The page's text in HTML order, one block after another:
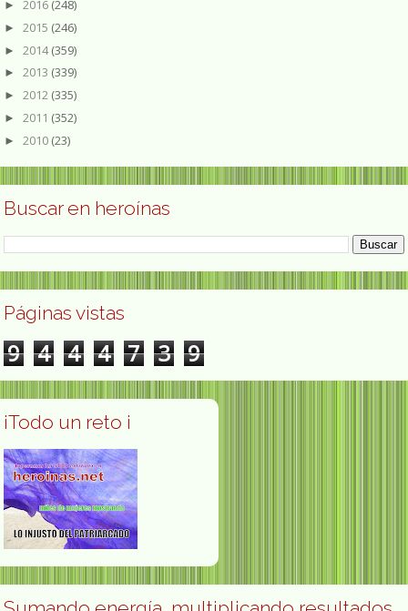
► 2016 (248)
► 2015 (246)
► 2014(359)
► 2013 (339)
► 2012 (335)
► 2011 (352)
► 2010 (23)
Buscar en heroínas
Páginas vistas
9 4 4 4 7 3 9
¡Todo un reto ¡